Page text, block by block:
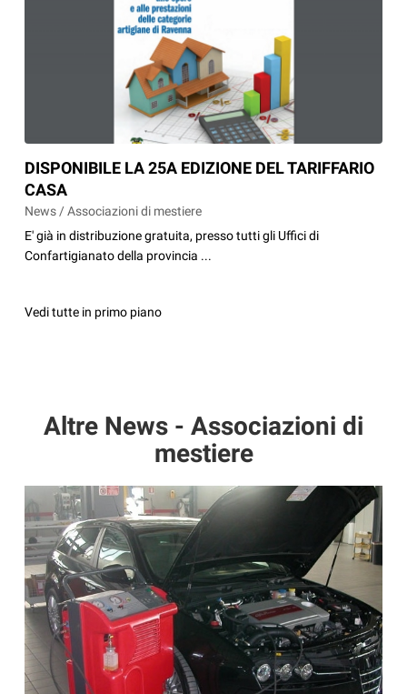
DISPONIBILE LA 25A EDIZIONE DEL TARIFFARIO
CASA
News / Associazioni di mestiere
E' già in distribuzione gratuita, presso tutti gli Uffici di
Confartigianato della provincia ...
Vedi tutte in primo piano
Altre News - Associazioni di
mestiere